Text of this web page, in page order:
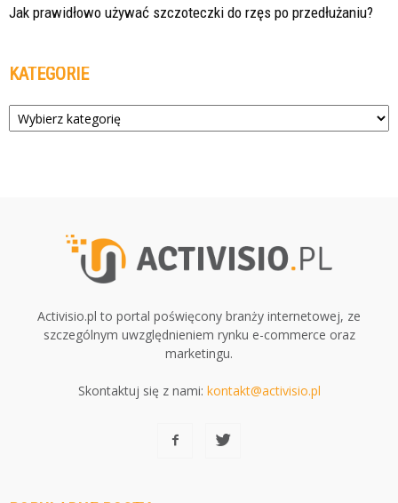
Jak prawidłowo używać szczoteczki do rzęs po przedłużaniu?
KATEGORIE
Kategorie
Activisio.pl to portal poświęcony branży internetowej, ze
szczególnym uwzględnieniem rynku e-commerce oraz
marketingu.
Skontaktuj się z nami: kontakt@activisio.pl